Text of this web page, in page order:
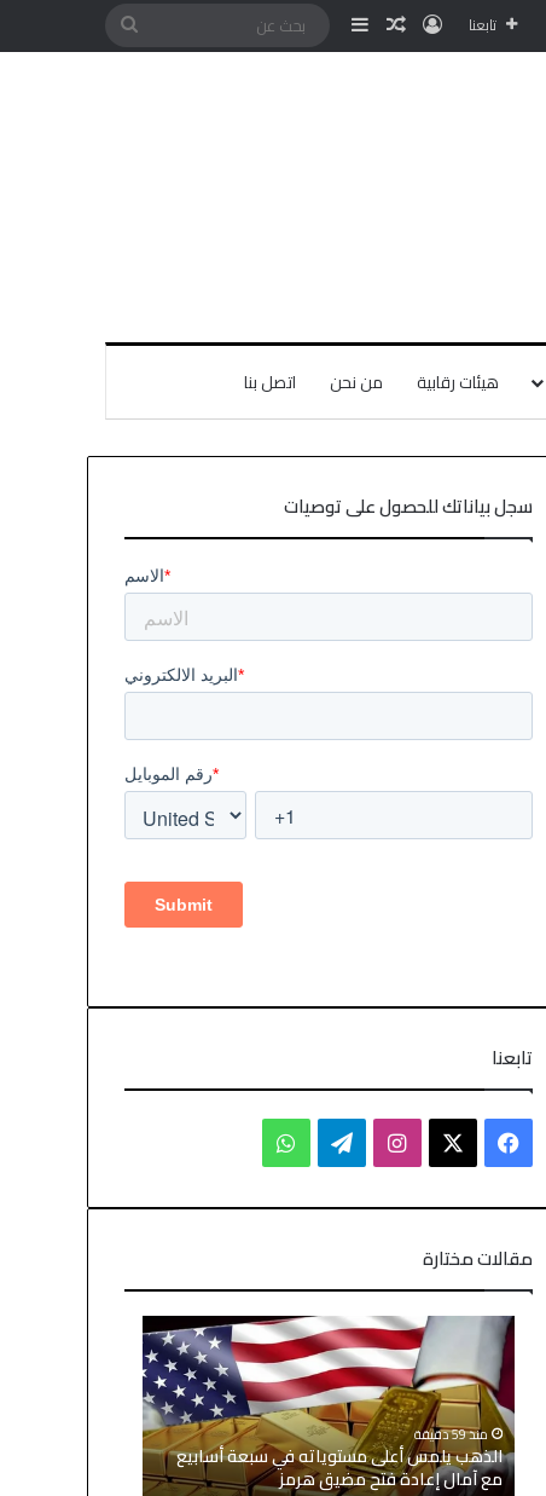
تابعنا
هيئات رقابية من نحن اتصل بنا
سجل بياناتك للحصول على توصيات
تابعنا
مقالات مختارة
منذ 59 دقيقة
الذهب يلمس أعلى مستوياته في سبعة أسابيع
مع آمال إعادة فتح مضيق هرمز